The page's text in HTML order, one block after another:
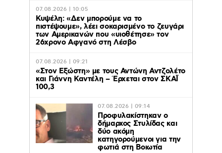
07.08.2026 | 10:05
Κυψέλη: «Δεν μπορούμε να το
πιστέψουμε», λέει σοκαρισμένο το ζευγάρι
των Αμερικανών που «υιοθέτησε» τον
26χρονο Αφγανό στη Λέσβο
07.08.2026 | 09:21
«Στον Εξώστη» με τους Αντώνη Αντζολέτο
και Γιάννη Καντέλη – Έρχεται στον ΣΚΑΪ
100,3
07.08.2026 | 09:14
Προφυλακίστηκαν ο
δήμαρχος Στυλίδας και
δύο ακόμη
κατηγορούμενοι για την
φωτιά στη Βοιωτία